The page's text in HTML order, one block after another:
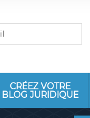
CRÉEZ VOTRE
BLOG JURIDIQUE